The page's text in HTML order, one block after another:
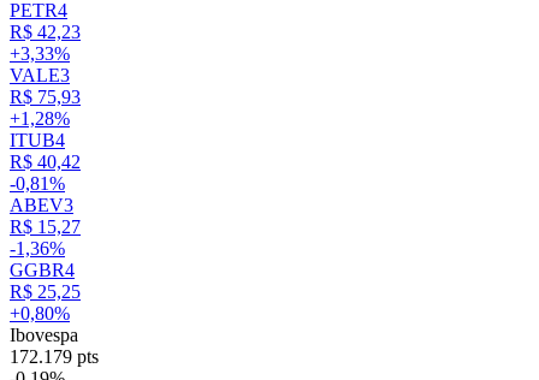
PETR4
R$ 42,23
+3,33%
VALE3
R$ 75,93
+1,28%
ITUB4
R$ 40,42
-0,81%
ABEV3
R$ 15,27
-1,36%
GGBR4
R$ 25,25
+0,80%
Ibovespa
172.179 pts